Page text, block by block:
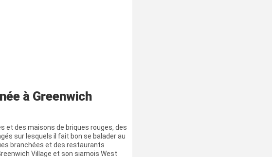
à Greenwich
et des maisons de briques rouges, des
sur lesquels il fait bon se balader au
branchées et des restaurants
Village et son siamois West